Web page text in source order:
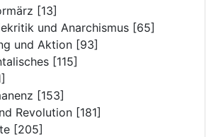
[13]
und Anarchismus [65]
und Aktion [93]
[115]
[153]
Revolution [181]
[205]